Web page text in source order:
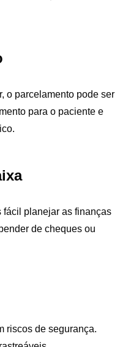
o parcelamento pode ser
para o paciente e
fácil planejar as finanças
de cheques ou
riscos de segurança.